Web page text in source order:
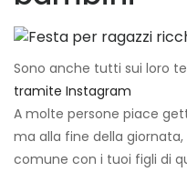
Sono anche tutti sui loro
tramite Instagram
A molte persone piace
ma alla fine della
comune con i tuoi figli di